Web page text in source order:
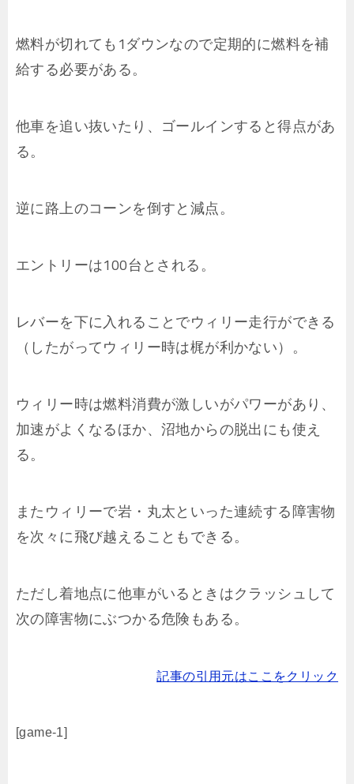
燃料が切れても1ダウンなので定期的に燃料を補
給する必要がある。
他車を追い抜いたり、ゴールインすると得点があ
る。
逆に路上のコーンを倒すと減点。
エントリーは100台とされる。
レバーを下に入れることでウィリー走行ができる
（したがってウィリー時は梶が利かない）。
ウィリー時は燃料消費が激しいがパワーがあり、
加速がよくなるほか、沼地からの脱出にも使え
る。
またウィリーで岩・丸太といった連続する障害物
を次々に飛び越えることもできる。
ただし着地点に他車がいるときはクラッシュして
次の障害物にぶつかる危険もある。
記事の引用元はここをクリック
[game-1]